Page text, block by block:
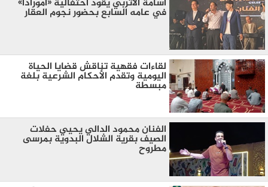
أسامة الأتربي يقود احتفالية «أمورادا»
في عامه السابع بحضور نجوم العقار
لقاءات فقهية تناقش قضايا الحياة
اليومية وتقدم الأحكام الشرعية بلغة
مبسطة
الفنان محمود الدالي يحيي حفلات
الصيف بقرية الشلال البدوية بمرسى
مطروح